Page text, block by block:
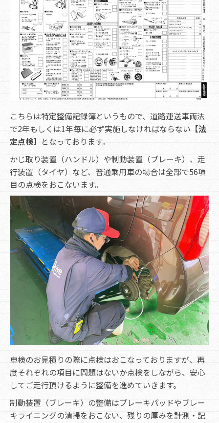
こちらは特定整備記録簿というもので、道路運送車両法
で2年もしくは1年毎に必ず実施しなければならない 【法
定点検】 となっております。
かじ取り装置（ハンドル）や制動装置（ブレーキ）、走
行装置（タイヤ）など、普通乗用車の場合は全部で56項
目の点検をおこないます。
車検のお見積りの際に点検はおこなっておりますが、再
度それぞれの項目に問題はないか点検をしながら、安心
してご走行頂けるように整備を進めていきます。
制動装置（ブレーキ）の整備はブレーキパッドやブレー
キライニングの清掃をおこない、残りの厚みを計測・記